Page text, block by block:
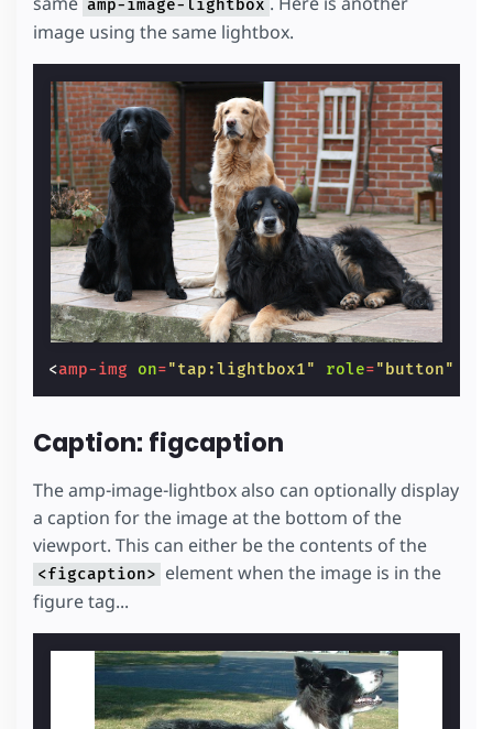
amp-image-lightbox
image using the same lightbox.
<amp-img on="tap:lightbox1" role="button"
Caption: figcaption
The amp-image-lightbox also can optionally display
a caption for the image at the bottom of the
viewport. This can either be the contents of the
<figcaption> element when the image is in the
figure tag...